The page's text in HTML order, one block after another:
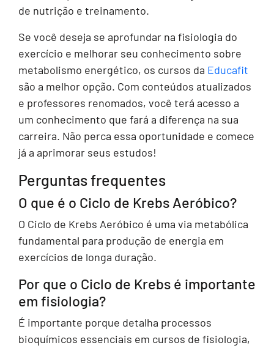
de nutrição e treinamento.
Se você deseja se aprofundar na fisiologia do
exercício e melhorar seu conhecimento sobre
metabolismo energético, os cursos da Educafit
são a melhor opção. Com conteúdos atualizados
e professores renomados, você terá acesso a
um conhecimento que fará a diferença na sua
carreira. Não perca essa oportunidade e comece
já a aprimorar seus estudos!
Perguntas frequentes
O que é o Ciclo de Krebs Aeróbico?
O Ciclo de Krebs Aeróbico é uma via metabólica
fundamental para produção de energia em
exercícios de longa duração.
Por que o Ciclo de Krebs é importante
em fisiologia?
É importante porque detalha processos
bioquímicos essenciais em cursos de fisiologia,